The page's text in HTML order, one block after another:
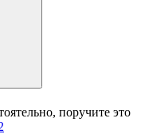
поручите это